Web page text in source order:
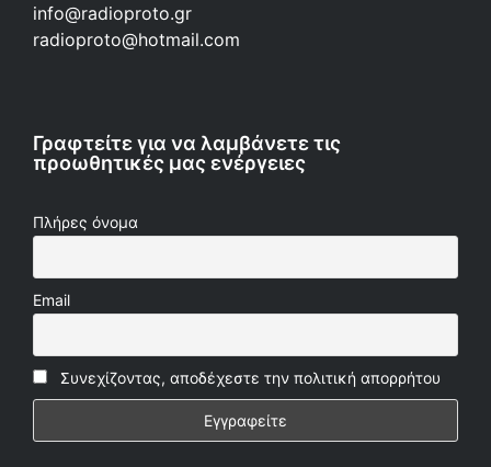
info@radioproto.gr
radioproto@hotmail.com
Γραφτείτε για να λαμβάνετε τις
προωθητικές μας ενέργειες
Πλήρες όνομα
Email
Συνεχίζοντας, αποδέχεστε την πολιτική απορρήτου